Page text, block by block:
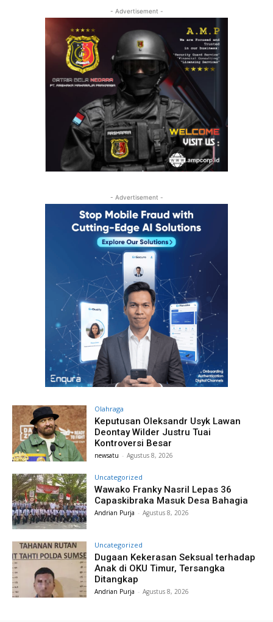
- Advertisement -
- Advertisement -
Olahraga
Keputusan Oleksandr Usyk Lawan
Deontay Wilder Justru Tuai
Kontroversi Besar
newsatu - Agustus 8, 2026
Uncategorized
Wawako Franky Nasril Lepas 36
Capaskibraka Masuk Desa Bahagia
Andrian Purja - Agustus 8, 2026
Uncategorized
Dugaan Kekerasan Seksual terhadap
Anak di OKU Timur, Tersangka
Ditangkap
Andrian Purja - Agustus 8, 2026